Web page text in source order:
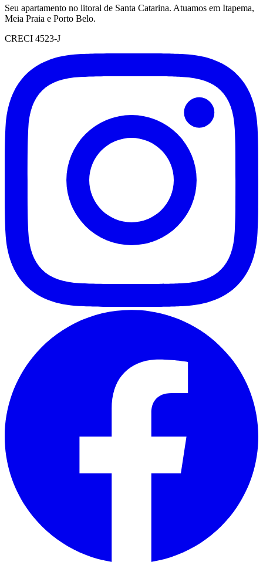
Seu apartamento no litoral de Santa Catarina. Atuamos em Itapema,
Meia Praia e Porto Belo.
CRECI 4523-J